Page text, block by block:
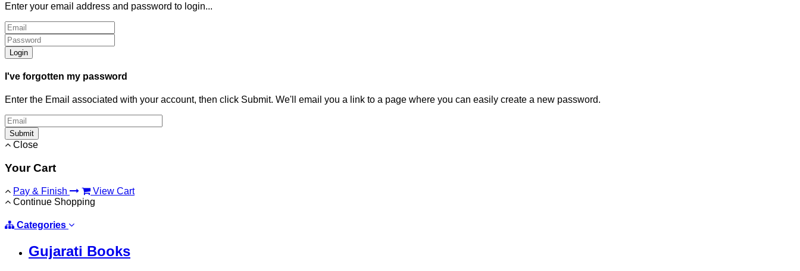
Enter your email address and password to login...
Login
I've forgotten my password
Enter the Email associated with your account, then click Submit. We'll email you a link to a page where you can easily create a new password.
Submit
Close
Your Cart
Pay & Finish
View Cart
Continue Shopping
Categories
Gujarati Books